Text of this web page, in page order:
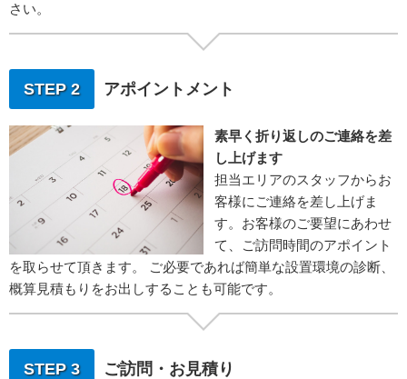
さい。
STEP 2 アポイントメント
素早く折り返しのご連絡を差
し上げます
担当エリアのスタッフからお
客様にご連絡を差し上げま
す。お客様のご要望にあわせ
て、ご訪問時間のアポイント
を取らせて頂きます。 ご必要であれば簡単な設置環境の診断、
概算見積もりをお出しすることも可能です。
STEP 3 ご訪問・お見積り